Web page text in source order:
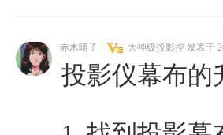
赤木晴子 大神级投影控 发表于
投影仪幕布的